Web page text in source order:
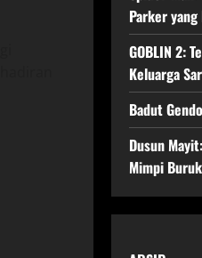
Parker
GOBLIN 2:
Keluarga
Badut
Dusun
Mimpi